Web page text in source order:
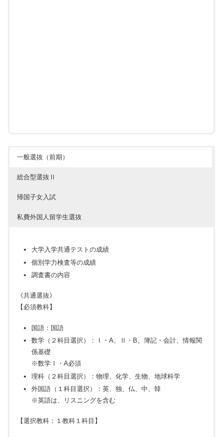
一般選抜（前期）
総合型選抜Ⅱ
帰国子女入試
私費外国人留学生選抜
大学入学共通テストの成績
個別学力検査等の成績
調査書の内容
《共通選抜》
【必須教科】
国語：国語
数学（２科目選択）：Ⅰ・A、Ⅱ・B、簿記・会計、情報関
係基礎
※数学Ⅰ・A必須
理科（２科目選択）：物理、化学、生物、地球科学
外国語（１科目選択）：英、独、仏、中、韓
※英語は、リスニングを含む
【選択教科：１教科１科目】